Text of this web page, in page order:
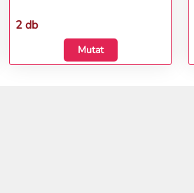
2 db
Mutat